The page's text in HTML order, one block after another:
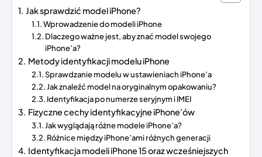
Jak sprawdzić model iPhone?
Wprowadzenie do modeli iPhone
Dlaczego ważne jest, aby znać model swojego
iPhone’a?
Metody identyfikacji modelu iPhone
Sprawdzanie modelu w ustawieniach iPhone’a
Jak znaleźć model na oryginalnym opakowaniu?
Identyfikacja po numerze seryjnym i IMEI
Fizyczne cechy identyfikacyjne iPhone’ów
Jak wyglądają różne modele iPhone’a?
Różnice między iPhone’ami różnych generacji
Identyfikacja modeli iPhone 15 oraz wcześniejszych